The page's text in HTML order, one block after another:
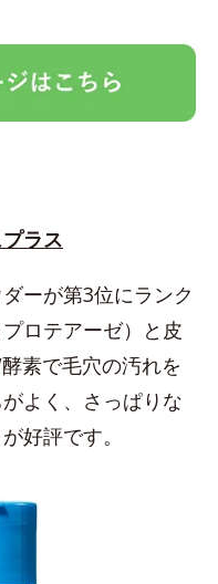
ラス
ーが第3位にランク
ロテアーゼ）と皮
素で毛穴の汚れを
よく、さっぱりな
好評です。